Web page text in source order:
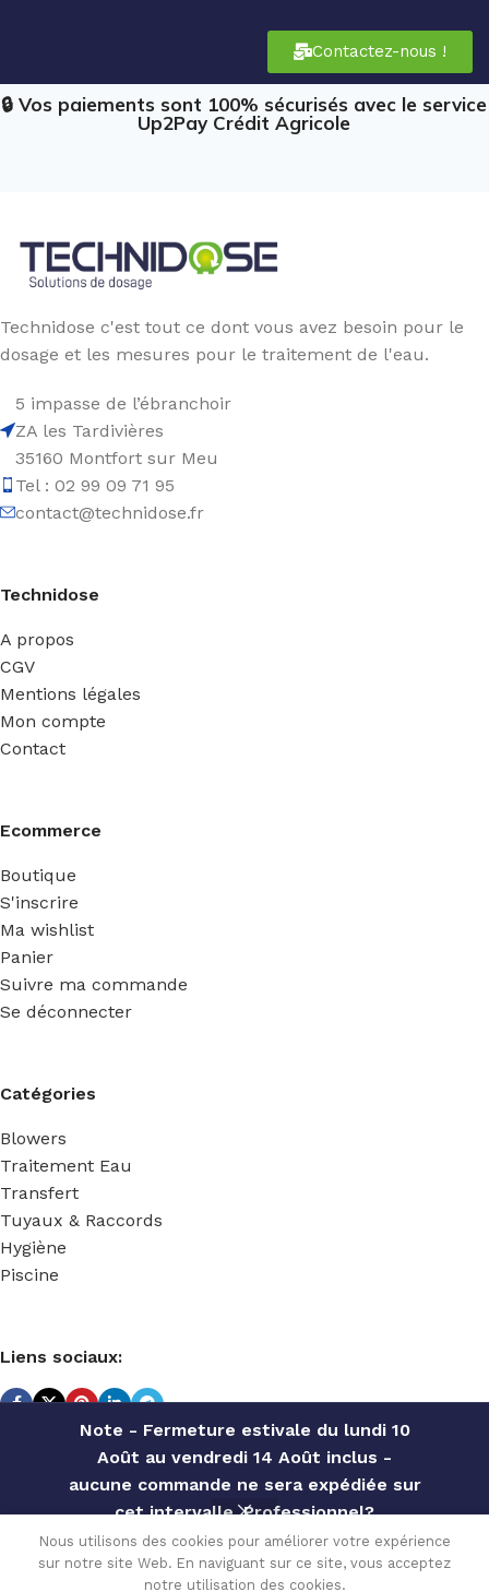
Note - Fermeture estivale du lundi 10
Août au vendredi 14 Août inclus -
aucune commande ne sera expédiée sur
cet intervalle. Professionnel?
Contactez notre service commercial
pour des offres personnalisées, des
Contactez-nous !
🔒 Vos paiements sont 100% sécurisés avec le service
Up2Pay Crédit Agricole
Technidose c'est tout ce dont vous avez besoin pour le
dosage et les mesures pour le traitement de l'eau.
5 impasse de l’ébranchoir
ZA les Tardivières
35160 Montfort sur Meu
Tel : 02 99 09 71 95
contact@technidose.fr
Technidose
A propos
CGV
Mentions légales
Mon compte
Contact
Ecommerce
Boutique
S'inscrire
Ma wishlist
Panier
Suivre ma commande
Se déconnecter
Catégories
Blowers
Traitement Eau
Transfert
Tuyaux & Raccords
Hygiène
Piscine
Liens sociaux:
TECHNIDOSE 2022 Réalisé parACS INFORMATIQUE
Nous utilisons des cookies pour améliorer votre expérience
sur notre site Web. En naviguant sur ce site, vous acceptez
notre utilisation des cookies.
TRICOCLAIR171.00€
TVA
SELECT
ACHETER